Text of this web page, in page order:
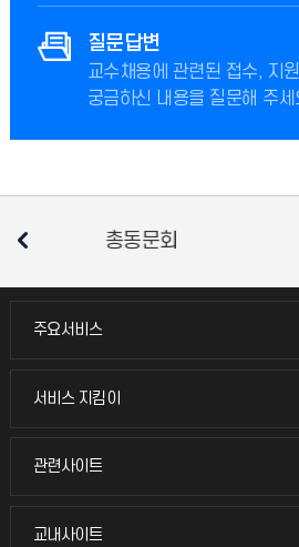
질문답변
교수채용에 관련된 접수, 지
궁금하신 내용을 질문해 주세
총동문회
주요서비스
주요서비스
교무회의방송
서비스 지킴이
서비스 지킴이
묻고 답하기
관련사이트
관련사이트
국방헬프콜
교내사이트
교내사이트